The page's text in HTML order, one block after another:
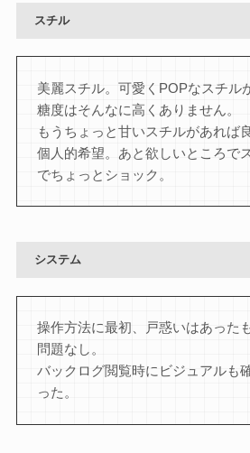
スチル
美麗スチル。可愛くPOPなスチル
糖度はそんなに高くありません。
もうちょっと甘いスチルがあれば
個人的希望。あと欲しいところで
でちょっとショック。
システム
操作方法に最初、戸惑いはあった
問題なし。
バックログ閲覧時にビジュアルも
った。